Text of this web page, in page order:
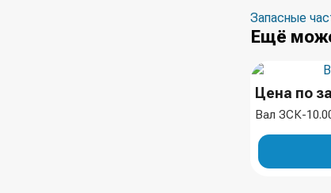
Запасные
Ещё
Цена по
Вал ЗСК-